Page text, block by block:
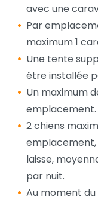
avec une
Par
maximum 1
Une tente
être installée
Un maximum
emplacement.
2 chiens
emplacement,
laisse,
par nuit.
Au moment